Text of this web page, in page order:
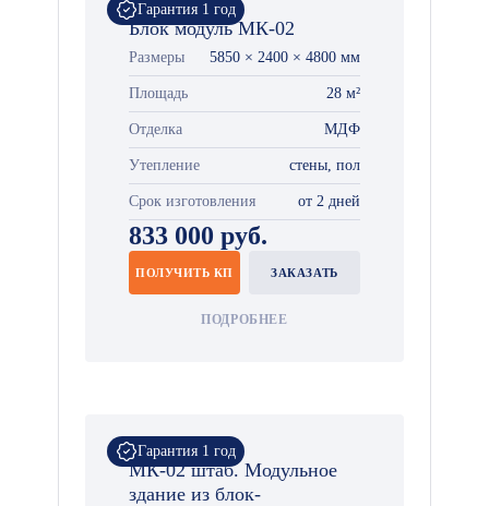
Гарантия 1 год
Блок модуль МК-02
Размеры 5850 × 2400 × 4800 мм
Площадь 28 м²
Отделка МДФ
Утепление стены, пол
Срок изготовления от 2 дней
833 000 руб.
ПОЛУЧИТЬ КП ЗАКАЗАТЬ
ПОДРОБНЕЕ
Гарантия 1 год
МК-02 штаб. Модульное
здание из блок-